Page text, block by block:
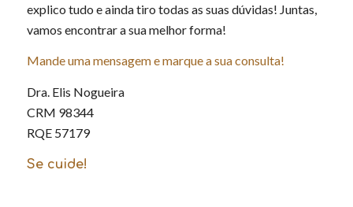
explico tudo e ainda tiro todas as suas dúvidas! Juntas,
vamos encontrar a sua melhor forma!
Mande uma mensagem e marque a sua consulta!
Dra. Elis Nogueira
CRM 98344
RQE 57179
Se cuide!